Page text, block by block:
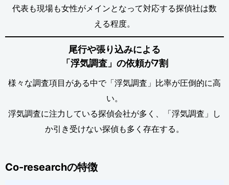
代表も現場も女性がメインとなって対応する探偵社は数
える程度。
尾行や張り込みによる
「浮気調査」の依頼が7割
様々な調査項目がある中で「浮気調査」比率が圧倒的に高
い。
浮気調査に注力している探偵会社が多く、「浮気調査」し
か引き受けない探偵も多く存在する。
Co-researchの特徴